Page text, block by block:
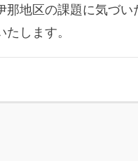
地区の課題に気づ
します。